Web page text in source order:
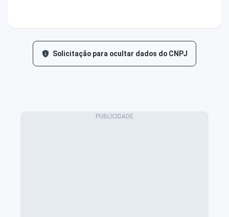
Solicitação para ocultar dados do CNPJ